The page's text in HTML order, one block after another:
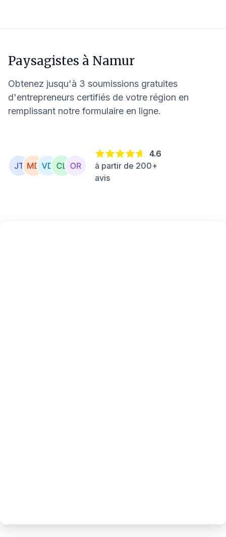
Paysagistes à Namur
Obtenez jusqu'à 3 soumissions gratuites
d'entrepreneurs certifiés de votre région en
remplissant notre formulaire en ligne.
4.6
à partir de 200+
avis